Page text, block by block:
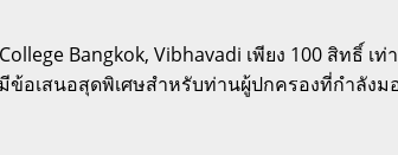
Bangkok, Vibhavadi เพียง 100 สิท
อเสนอสุดพิเศษสำหรับท่านผู้ปกครองที่กำลัง